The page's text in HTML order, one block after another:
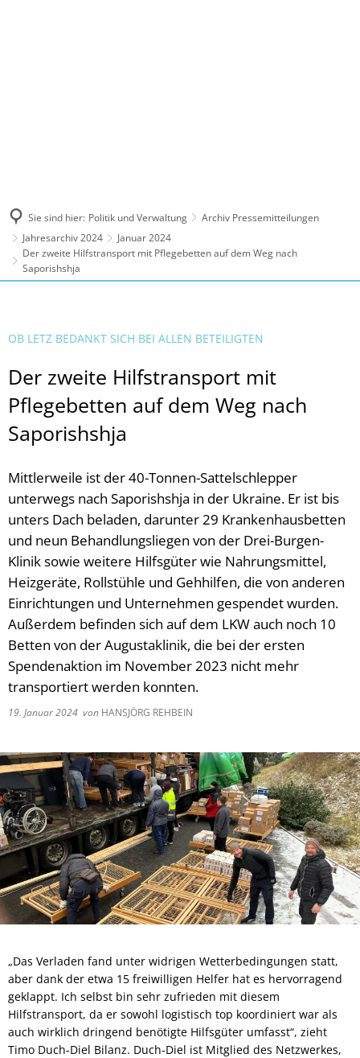
Sie sind hier: Politik und Verwaltung
Archiv Pressemitteilungen
Jahresarchiv 2024
Januar 2024
Der zweite Hilfstransport mit Pflegebetten auf dem Weg nach
Saporishshja
OB LETZ BEDANKT SICH BEI ALLEN BETEILIGTEN
Der zweite Hilfstransport mit
Pflegebetten auf dem Weg nach
Saporishshja
Mittlerweile ist der 40-Tonnen-Sattelschlepper
unterwegs nach Saporishshja in der Ukraine. Er ist bis
unters Dach beladen, darunter 29 Krankenhausbetten
und neun Behandlungsliegen von der Drei-Burgen-
Klinik sowie weitere Hilfsgüter wie Nahrungsmittel,
Heizgeräte, Rollstühle und Gehhilfen, die von anderen
Einrichtungen und Unternehmen gespendet wurden.
Außerdem befinden sich auf dem LKW auch noch 10
Betten von der Augustaklinik, die bei der ersten
Spendenaktion im November 2023 nicht mehr
transportiert werden konnten.
19. Januar 2024 von HANSJÖRG REHBEIN
„Das Verladen fand unter widrigen Wetterbedingungen statt,
aber dank der etwa 15 freiwilligen Helfer hat es hervorragend
geklappt. Ich selbst bin sehr zufrieden mit diesem
Hilfstransport, da er sowohl logistisch top koordiniert war als
auch wirklich dringend benötigte Hilfsgüter umfasst“, zieht
Timo Duch-Diel Bilanz. Duch-Diel ist Mitglied des Netzwerkes,